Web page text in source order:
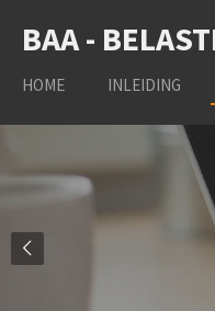
direct
de
BAA -
HOME INLEIDING